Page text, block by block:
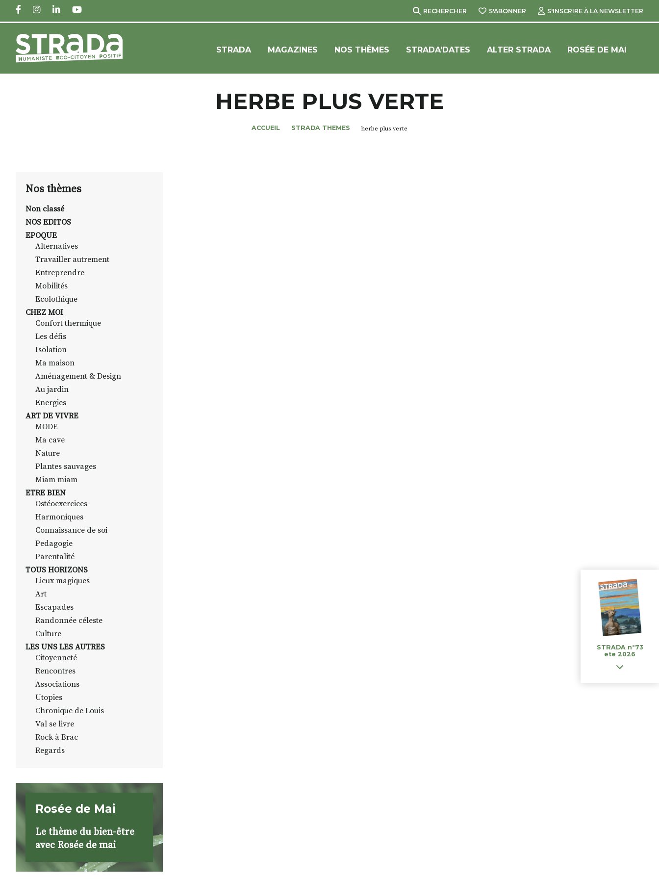
FACEBOOKINSTAGRAM
LINKEDINYOUTUBE RECHERCHER S'ABONNER S'INSCRIRE À LA NEWSLETTER
STRADA MAGAZINES NOS THÈMES STRADA’DATES ALTER STRADA ROSÉE DE MAI
HERBE PLUS VERTE
ACCUEIL STRADA THEMES herbe plus verte
Nos thèmes
Non classé
NOS EDITOS
EPOQUE
Alternatives
Travailler autrement
Entreprendre
Mobilités
Ecolothique
CHEZ MOI
Confort thermique
Les défis
Isolation
Ma maison
Aménagement & Design
Au jardin
Energies
ART DE VIVRE
MODE
Ma cave
Nature
Plantes sauvages
Miam miam
ETRE BIEN
Ostéoexercices
Harmoniques
Connaissance de soi
Pedagogie
Parentalité
TOUS HORIZONS
Lieux magiques
Art
Escapades
Randonnée céleste
Culture
LES UNS LES AUTRES
Citoyenneté
Rencontres
Associations
Utopies
Chronique de Louis
Val se livre
Rock à Brac
Regards
Rosée de Mai
Le thème du bien-être
avec Rosée de mai
STRADA n°73
ete 2026